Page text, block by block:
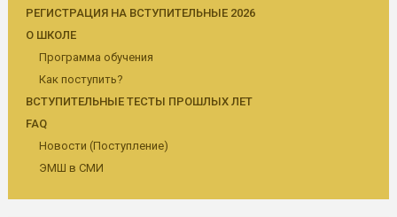
РЕГИСТРАЦИЯ НА ВСТУПИТЕЛЬНЫЕ 2026
О ШКОЛЕ
Программа обучения
Как поступить?
ВСТУПИТЕЛЬНЫЕ ТЕСТЫ ПРОШЛЫХ ЛЕТ
FAQ
Новости (Поступление)
ЭМШ в СМИ